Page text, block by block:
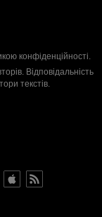
конфіденційності.
Відповідальність
текстів.